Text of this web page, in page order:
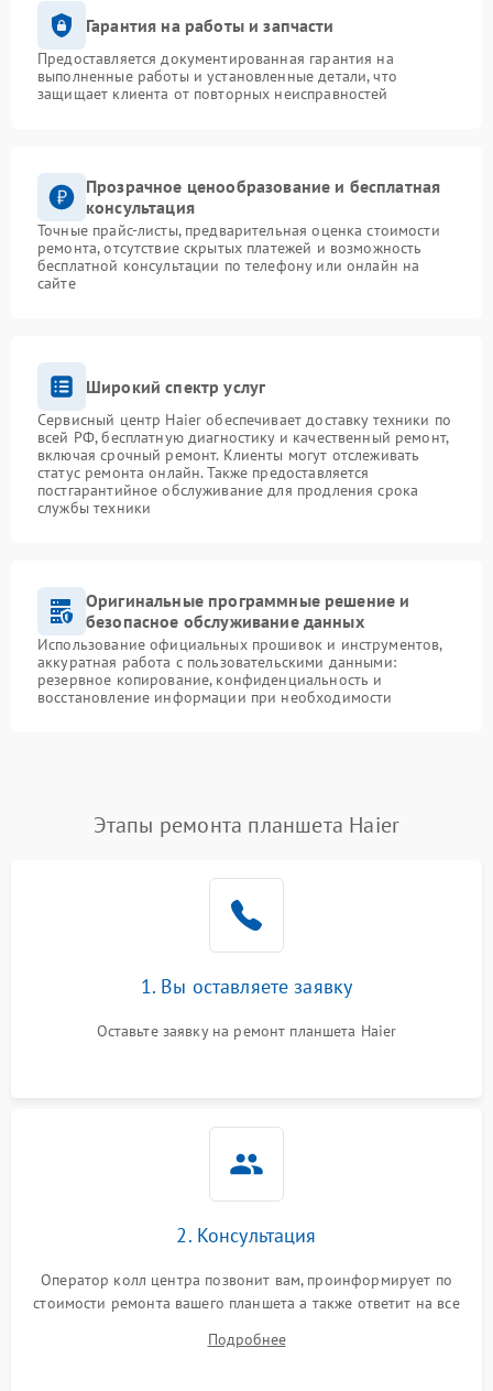
Гарантия на работы и запчасти
Предоставляется документированная гарантия на
выполненные работы и установленные детали, что
защищает клиента от повторных неисправностей
Прозрачное ценообразование и бесплатная
консультация
Точные прайс-листы, предварительная оценка стоимости
ремонта, отсутствие скрытых платежей и возможность
бесплатной консультации по телефону или онлайн на
сайте
Широкий спектр услуг
Сервисный центр Haier обеспечивает доставку техники по
всей РФ, бесплатную диагностику и качественный ремонт,
включая срочный ремонт. Клиенты могут отслеживать
статус ремонта онлайн. Также предоставляется
постгарантийное обслуживание для продления срока
службы техники
Оригинальные программные решение и
безопасное обслуживание данных
Использование официальных прошивок и инструментов,
аккуратная работа с пользовательскими данными:
резервное копирование, конфиденциальность и
восстановление информации при необходимости
Этапы ремонта планшета Haier
1. Вы оставляете заявку
Оставьте заявку на ремонт планшета Haier
2. Консультация
Оператор колл центра позвонит вам, проинформирует по
стоимости ремонта вашего планшета а также ответит на все
Подробнее